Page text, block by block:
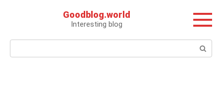
Goodblog.world
Interesting blog
Поиск: